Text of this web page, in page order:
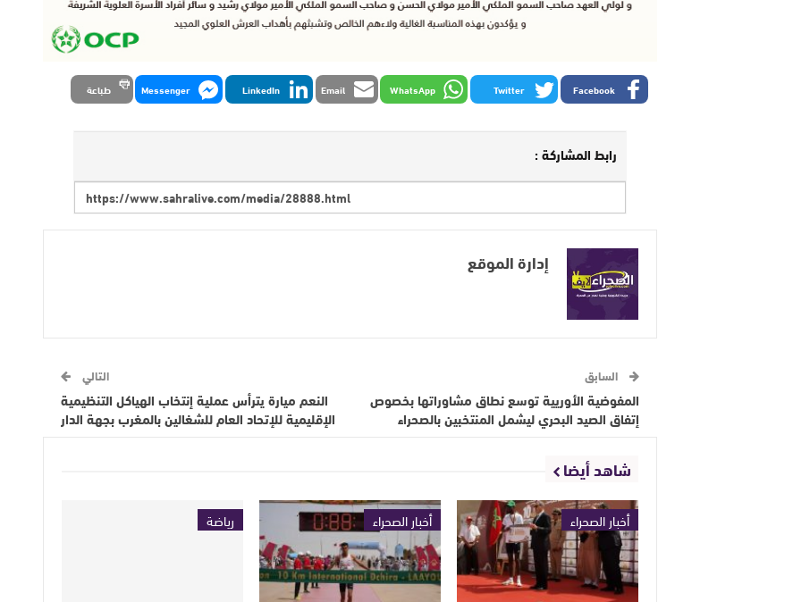
Facebook
Twitter
WhatsApp
Email
LinkedIn
Messenger طباعة
رابط المشاركة :
إدارة الموقع
السابق
المفوضية الأوريية توسع نطاق مشاوراتها بخصوص
إتفاق الصيد البحري ليشمل المنتخبين بالصحراء
التالي
النعم ميارة يترأس عملية إنتخاب الهياكل التنظيمية
الإقليمية للإتحاد العام للشغالين بالمغرب بجهة الدار
شاهد أيضا
أخبار الصحراء أخبار الصحراء رياضة